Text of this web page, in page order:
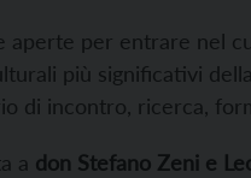
aperte per entrare nel
più significativi
di incontro, ricerca,
a don Stefano Zeni e